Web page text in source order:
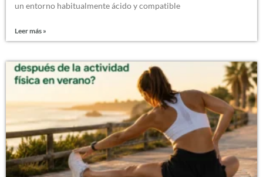
un entorno habitualmente ácido y compatible
Leer más »